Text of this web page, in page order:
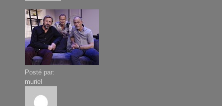
Posté par:
muriel